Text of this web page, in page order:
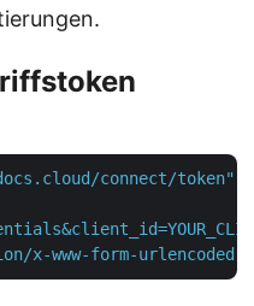
connect/token"
x-www-form-urlencoded"